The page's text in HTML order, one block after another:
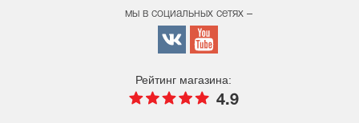
мы в социальных сетях –
Рейтинг магазина:
4.9